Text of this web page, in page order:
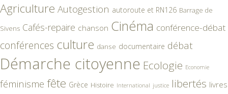
Agriculture Autogestion autoroute et RN126 Barrage de
Sivens Cafés-repaire chanson Cinéma conférence-débat
conférences culture danse documentaire débat
Démarche citoyenne Ecologie Economie
féminisme fête Grèce Histoire International justice libertés livres